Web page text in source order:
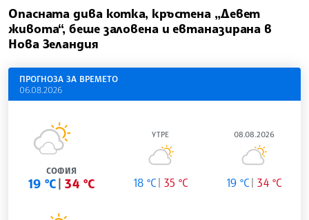
Опасната дива котка, кръстена „Девет
живота“, беше заловена и евтаназирана в
Нова Зеландия
ПРОГНОЗА ЗА ВРЕМЕТО
06.08.2026
СОФИЯ
19 °C 34 °C
УТРЕ
18 °C 35 °C
08.08.2026
19 °C 34 °C